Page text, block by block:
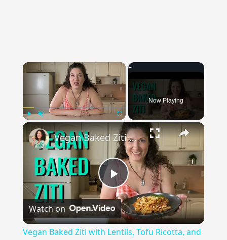
×
Fullscreen
Now Playing
×
Play
Video
Vegan Baked Ziti with Lentils, Tofu Ricotta, and Cashew Mozzarella
Watch on
Vegan Baked Ziti with Lentils, Tofu Ricotta, and